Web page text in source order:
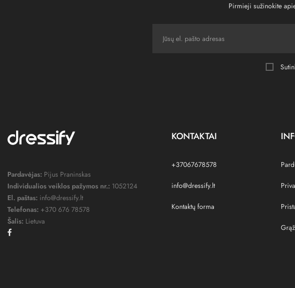
Pirmieji sužinokite
Pardavėjas: Pijus Praninskas
Individualios veiklos pažymos nr.: 1052124
El. paštas: info@dressify.lt
Telefonas: +370 676 78578
Šalis: Lietuva
KONTAKTAI
+37067678578
info@dressify.lt
Kontaktų forma